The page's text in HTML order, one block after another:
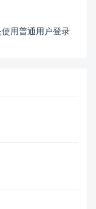
用普通用户登录